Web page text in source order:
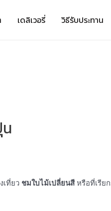
เดลิเวอรี่ วิธีรับประทาน
เที่ยว ชมใบไม้เปลี่ยนสีหรือที่เรีย